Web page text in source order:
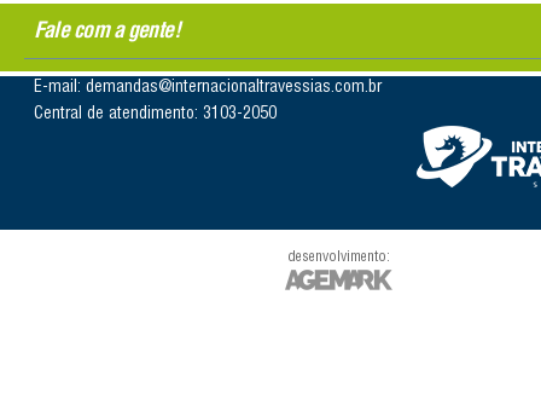
Fale com a gente!
E-mail: demandas@internacionaltravessias.com.br
Central de atendimento: 3103-2050
desenvolvimento: